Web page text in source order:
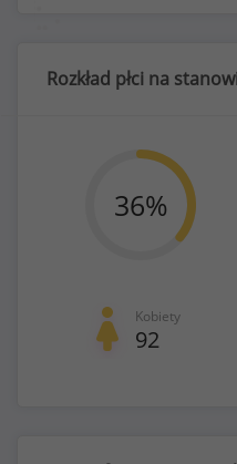
Rozkład płci na
36%
Kobiety
92